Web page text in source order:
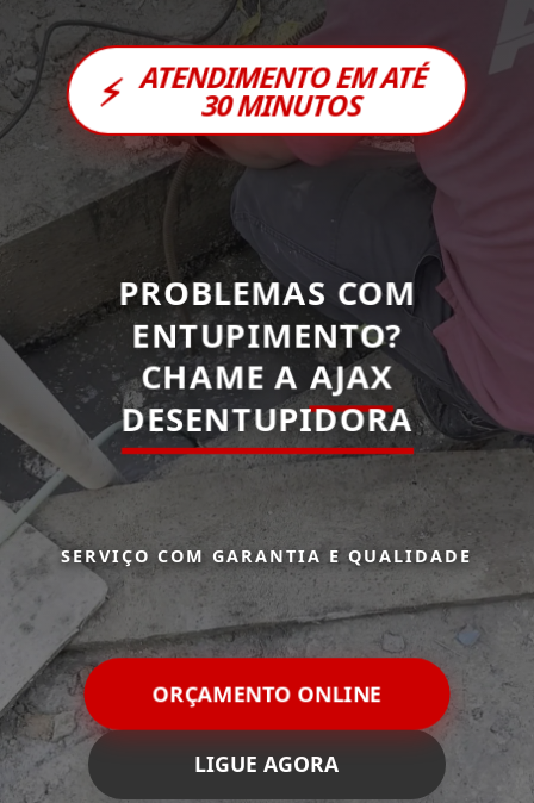
⚡ ATENDIMENTO EM ATÉ
30 MINUTOS
PROBLEMAS COM
ENTUPIMENTO?
CHAME A AJAX
DESENTUPIDORA
SERVIÇO COM GARANTIA E QUALIDADE
ORÇAMENTO ONLINE
LIGUE AGORA